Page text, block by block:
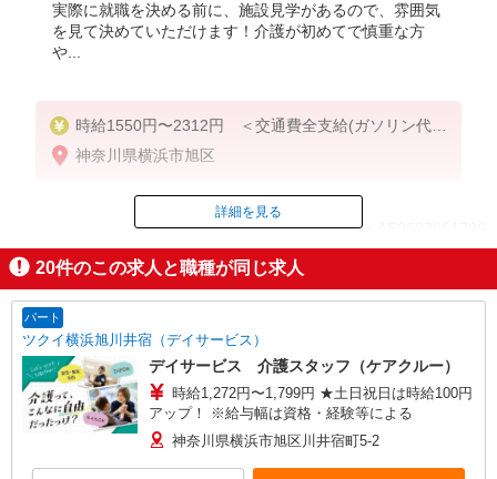
実際に就職を決める前に、施設見学があるので、雰囲気
を見て決めていただけます！介護が初めてで慎重な方
や...
時給1550円〜2312円 ＜交通費全支給(ガソリン代含
む)＞
神奈川県横浜市旭区
ID：AE0527661796
掲載期間終了
詳細を見る
20件のこの求人と職種が同じ求人
パート
ツクイ横浜旭川井宿（デイサービス）
デイサービス 介護スタッフ（ケアクルー）
時給1,272円〜1,799円 ★土日祝日は時給100円
アップ！ ※給与幅は資格・経験等による
神奈川県横浜市旭区川井宿町5-2